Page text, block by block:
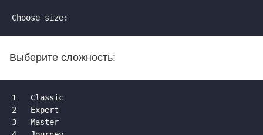
Choose size:
Выберите сложность:
1	Classic
2	Expert
3	Master